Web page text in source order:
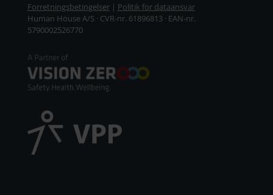
Forretningsbetingelser| Politik for dataansvar
Human House A/S · CVR-nr. 61896813 · EAN-nr.
5790002526770